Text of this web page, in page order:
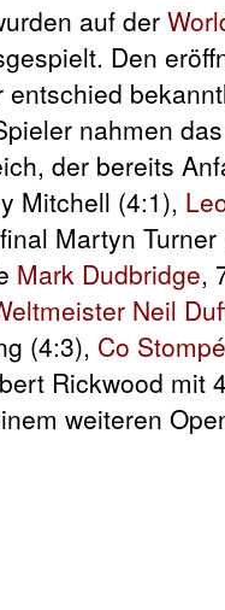
auf der
Den
nahmen
der bereits
Mitchell (4:1),
Martyn
Mark Dudbridge,
Neil
(4:3), Co Stompé
Rickwood mit
weiteren